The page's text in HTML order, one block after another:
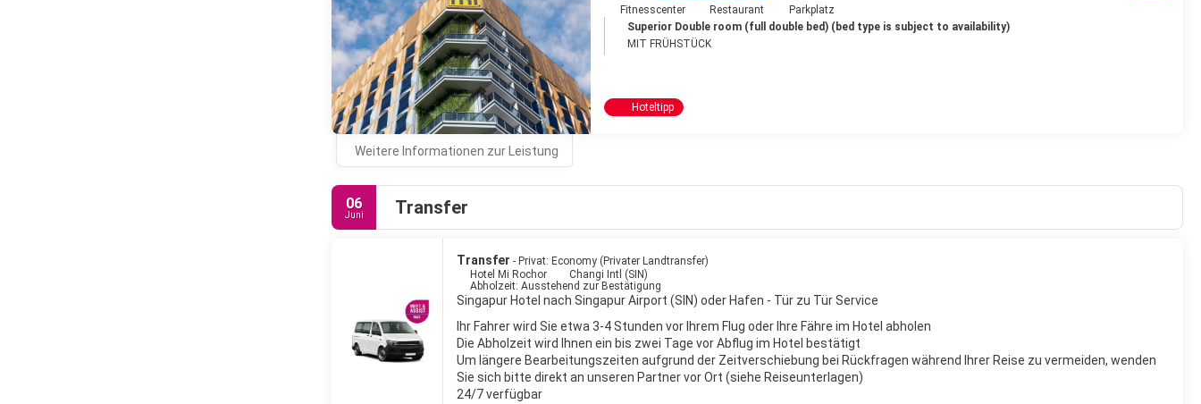
Fitnesscenter
Restaurant
Parkplatz
Superior Double room (full double bed) (bed type is subject to availability)
MIT FRÜHSTÜCK
Hoteltipp
Weitere Informationen zur Leistung
06
Juni Transfer
Transfer - Privat: Economy (Privater Landtransfer)
Hotel Mi Rochor
Changi Intl (SIN)
Abholzeit: Ausstehend zur Bestätigung
Singapur Hotel nach Singapur Airport (SIN) oder Hafen - Tür zu Tür Service
Ihr Fahrer wird Sie etwa 3-4 Stunden vor Ihrem Flug oder Ihre Fähre im Hotel abholen
Die Abholzeit wird Ihnen ein bis zwei Tage vor Abflug im Hotel bestätigt
Um längere Bearbeitungszeiten aufgrund der Zeitverschiebung bei Rückfragen während Ihrer Reise zu vermeiden, wenden
Sie sich bitte direkt an unseren Partner vor Ort (siehe Reiseunterlagen)
24/7 verfügbar